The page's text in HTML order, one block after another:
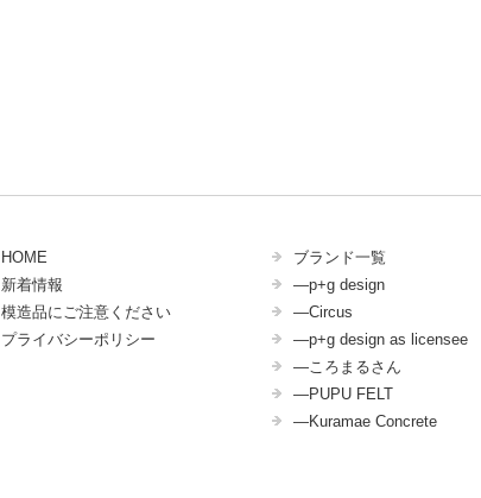
HOME
新着情報
模造品にご注意ください
プライバシーポリシー
ブランド一覧
―p+g design
―Circus
―p+g design as licensee
―ころまるさん
―PUPU FELT
―Kuramae Concrete